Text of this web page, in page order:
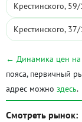
Крестинского, 59/
Крестинского, 37/
← Динамика цен на
пояса, первичный
адрес можно здесь.
Смотреть рынок: